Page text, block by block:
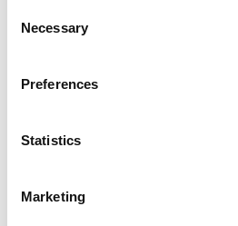
Necessary
Preferences
Statistics
Marketing
Kontaktperson
E-post
Dette feltet er obligatorisk.